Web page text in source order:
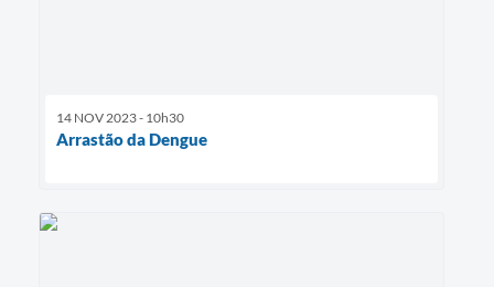
14 NOV 2023 - 10h30
Arrastão da Dengue